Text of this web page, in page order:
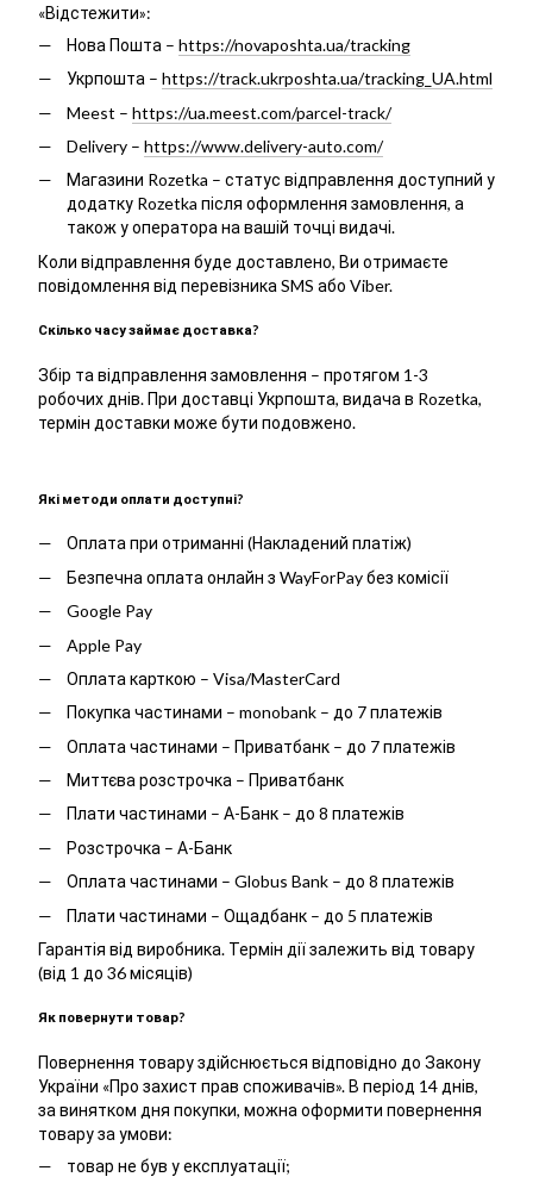
«Відстежити»:
Нова Пошта – https://novaposhta.ua/tracking
Укрпошта – https://track.ukrposhta.ua/tracking_UA.html
Meest – https://ua.meest.com/parcel-track/
Delivery – https://www.delivery-auto.com/
Магазини Rozetka – статус відправлення доступний у
додатку Rozetka після оформлення замовлення, а
також у оператора на вашій точці видачі.
Коли відправлення буде доставлено, Ви отримаєте
повідомлення від перевізника SMS або Viber.
Скілько часу займає доставка?
Збір та відправлення замовлення – протягом 1-3
робочих днів. При доставці Укрпошта, видача в Rozetka,
термін доставки може бути подовжено.
Які методи оплати доступні?
Оплата при отриманні (Накладений платіж)
Безпечна оплата онлайн з WayForPay без комісії
Google Pay
Apple Pay
Оплата карткою – Visa/MasterCard
Покупка частинами – monobank – до 7 платежів
Оплата частинами – Приватбанк – до 7 платежів
Миттєва розстрочка – Приватбанк
Плати частинами – А-Банк – до 8 платежів
Розстрочка – А-Банк
Оплата частинами – Globus Bank – до 8 платежів
Плати частинами – Ощадбанк – до 5 платежів
Гарантія від виробника. Термін дії залежить від товару
(від 1 до 36 місяців)
Як повернути товар?
Повернення товару здійснюється відповідно до Закону
України «Про захист прав споживачів». В період 14 днів,
за винятком дня покупки, можна оформити повернення
товару за умови:
товар не був у експлуатації;